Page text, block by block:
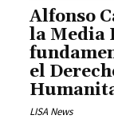
Alfonso
la Media
el
LISA News